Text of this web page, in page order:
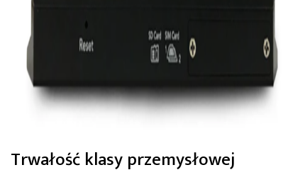
Trwałość klasy przemysłowej